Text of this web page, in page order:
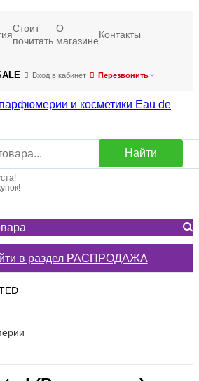
Стоит
почитать
О
магазине
Контакты
Вход в кабинет Перезвонить
Найти
в раздел РАСПРОДАЖА